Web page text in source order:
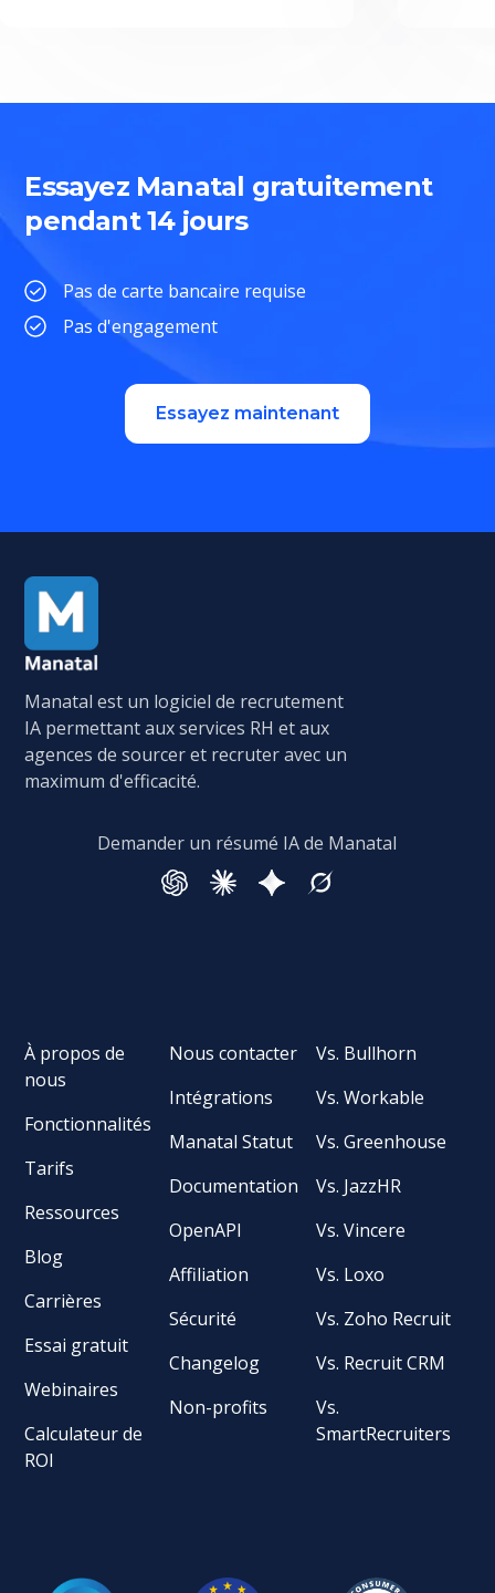
Essayez Manatal gratuitement
pendant 14 jours
Pas de carte bancaire requise
Pas d'engagement
Essayez maintenant
Manatal est un logiciel de recrutement
IA permettant aux services RH et aux
agences de sourcer et recruter avec un
maximum d'efficacité.
Demander un résumé IA de Manatal
À propos de
nous
Fonctionnalités
Tarifs
Ressources
Blog
Carrières
Essai gratuit
Webinaires
Calculateur de
ROI
Nous contacter
Intégrations
Manatal Statut
Documentation
OpenAPI
Affiliation
Sécurité
Changelog
Non-profits
Vs. Bullhorn
Vs. Workable
Vs. Greenhouse
Vs. JazzHR
Vs. Vincere
Vs. Loxo
Vs. Zoho Recruit
Vs. Recruit CRM
Vs.
SmartRecruiters